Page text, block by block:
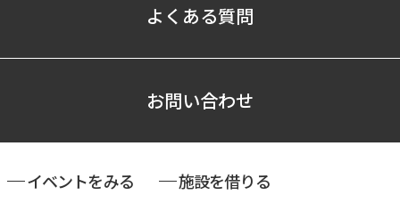
よくある質問
お問い合わせ
イベントをみる 施設を借りる